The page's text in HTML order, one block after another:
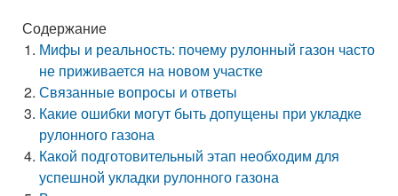
Содержание
Мифы и реальность: почему рулонный газон часто
не приживается на новом участке
Связанные вопросы и ответы
Какие ошибки могут быть допущены при укладке
рулонного газона
Какой подготовительный этап необходим для
успешной укладки рулонного газона